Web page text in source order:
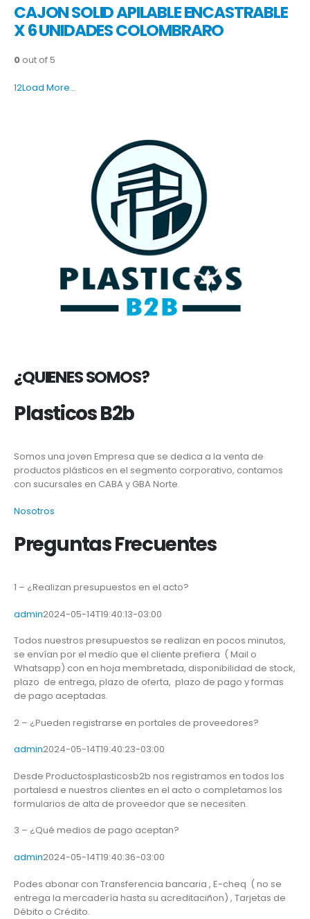
CAJON SOLID APILABLE ENCASTRABLE
X 6 UNIDADES COLOMBRARO
0 out of 5
12Load More…
¿QUIENES SOMOS?
Plasticos B2b
Somos una joven Empresa que se dedica a la venta de
productos plásticos en el segmento corporativo, contamos
con sucursales en CABA y GBA Norte.
Nosotros
Preguntas Frecuentes
1 – ¿Realizan presupuestos en el acto?
admin2024-05-14T19:40:13-03:00
Todos nuestros presupuestos se realizan en pocos minutos,
se envían por el medio que el cliente prefiera ( Mail o
Whatsapp) con en hoja membretada, disponibilidad de stock,
plazo de entrega, plazo de oferta, plazo de pago y formas
de pago aceptadas.
2 – ¿Pueden registrarse en portales de proveedores?
admin2024-05-14T19:40:23-03:00
Desde Productosplasticosb2b nos registramos en todos los
portalesd e nuestros clientes en el acto o completamos los
formularios de alta de proveedor que se necesiten.
3 – ¿Qué medios de pago aceptan?
admin2024-05-14T19:40:36-03:00
Podes abonar con Transferencia bancaria , E-cheq ( no se
entrega la mercadería hasta su acreditaciñon) , Tarjetas de
Débito o Crédito.